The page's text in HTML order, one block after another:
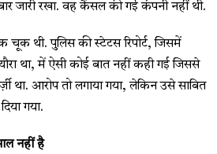
जारी रखा. वह कैंसल की गई कंपनी नहीं थी.
चूक थी. पुलिस की स्टेटस रिपोर्ट, जिसमें
था, में ऐसी कोई बात नहीं कही गई जिससे
था. आरोप तो लगाया गया, लेकिन उसे साबित
गया.
नहीं है